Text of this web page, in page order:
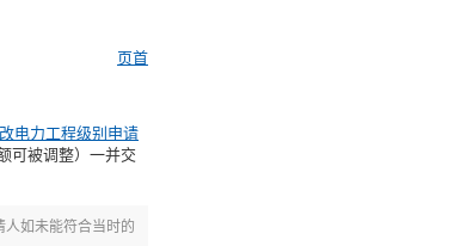
页首
电力工程级别申请
可被调整）一并交
如未能符合当时的